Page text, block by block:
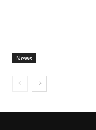
News